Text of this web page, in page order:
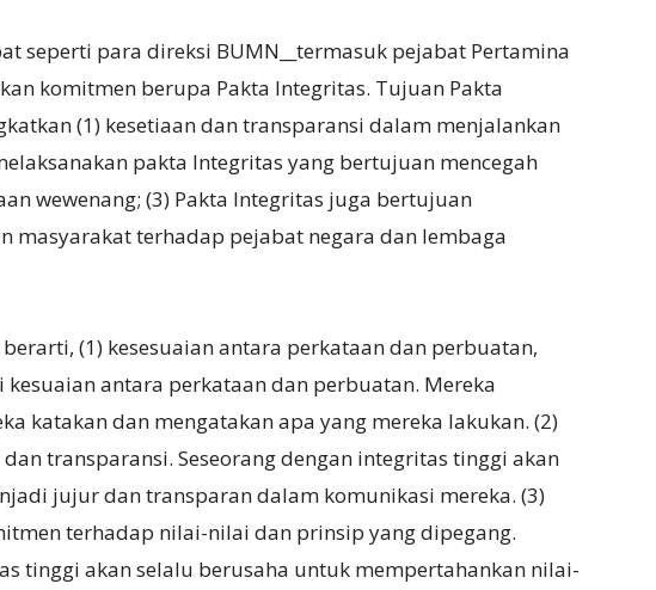
seperti para direksi BUMN__termasuk pejabat Pertamina
komitmen berupa Pakta Integritas. Tujuan Pakta
(1) kesetiaan dan transparansi dalam menjalankan
pakta Integritas yang bertujuan mencegah
wewenang; (3) Pakta Integritas juga bertujuan
masyarakat terhadap pejabat negara dan lembaga
(1) kesesuaian antara perkataan dan perbuatan,
kesuaian antara perkataan dan perbuatan. Mereka
katakan dan mengatakan apa yang mereka lakukan. (2)
transparansi. Seseorang dengan integritas tinggi akan
jujur dan transparan dalam komunikasi mereka. (3)
terhadap nilai-nilai dan prinsip yang dipegang.
tinggi akan selalu berusaha untuk mempertahankan nilai-